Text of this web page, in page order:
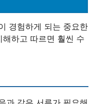
경험하게 되는 중요한
하고 따르면 훨씬 수